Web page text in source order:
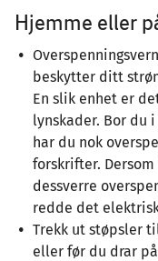
Hjemme eller
beskytter ditt
En slik enhet er
lynskader. Bor du
har du nok
forskrifter.
dessverre
redde det
Trekk ut støpsler
eller før du drar